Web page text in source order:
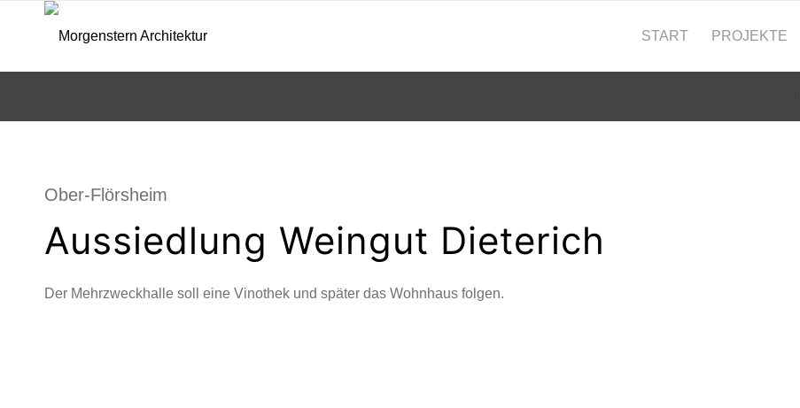
START PROJEKTE
Ober-Flörsheim
Aussiedlung Weingut Dieterich
Der Mehrzweckhalle soll eine Vinothek und später das Wohnhaus folgen.